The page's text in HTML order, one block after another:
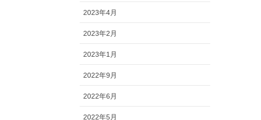
2023年4月
2023年2月
2023年1月
2022年9月
2022年6月
2022年5月